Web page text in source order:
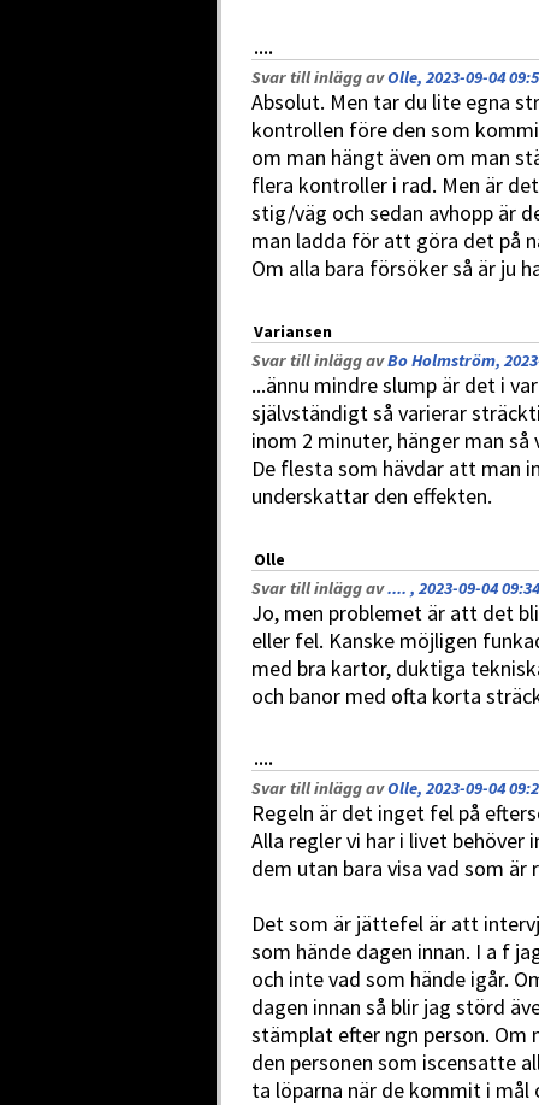
....
Svar till inlägg avOlle, 2023-09-04
Absolut. Men tar du lite egna
kontrollen före den som
om man hängt även om man
flera kontroller i rad. Men är
stig/väg och sedan avhopp är
man ladda för att göra det på
Om alla bara försöker så är ju
Variansen
Svar till inlägg avBo Holmström,
...ännu mindre slump är det i
självständigt så varierar
inom 2 minuter, hänger man
De flesta som hävdar att man
underskattar den effekten.
Olle
Svar till inlägg av.... , 2023-09-04 09:34
Jo, men problemet är att det
eller fel. Kanske möjligen
med bra kartor, duktiga
och banor med ofta korta
....
Svar till inlägg avOlle, 2023-09-04
Regeln är det inget fel på
Alla regler vi har i livet
dem utan bara visa vad som är
Det som är jättefel är att
som hände dagen innan. I a f
och inte vad som hände igår.
dagen innan så blir jag störd
stämplat efter ngn person. Om
den personen som iscensatte
ta löparna när de kommit i